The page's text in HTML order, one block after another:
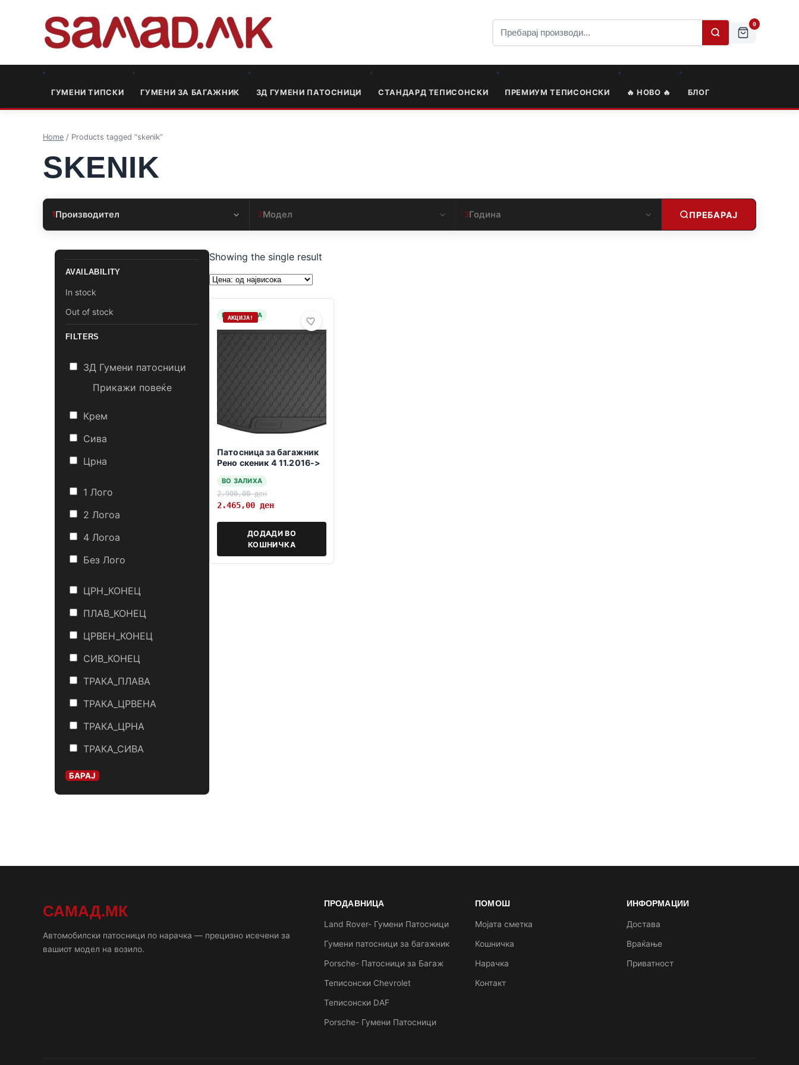
0
ГУМЕНИ ТИПСКИ ГУМЕНИ ЗА БАГАЖНИК 3Д ГУМЕНИ ПАТОСНИЦИ СТАНДАРД ТЕПИСОНСКИ ПРЕМИУМ ТЕПИСОНСКИ 🔥 НОВО 🔥 БЛОГ
Home / Products tagged “skenik”
SKENIK
1Производител 2Модел 3Година ПРЕБАРАЈ
AVAILABILITY
In stock
Out of stock
FILTERS
3Д Гумени патосници
Прикажи повеќе
Крем
Сива
Црна
1 Лого
2 Логоa
4 Логоa
Без Лого
ЦРН_КОНЕЦ
ПЛАВ_КОНЕЦ
ЦРВЕН_КОНЕЦ
СИВ_КОНЕЦ
ТРАКА_ПЛАВА
ТРАКА_ЦРВЕНА
ТРАКА_ЦРНА
ТРАКА_СИВА
БАРАЈ
Showing the single result
НА ЗАЛИХА
АКЦИЈА!
Патосница за багажник
Рено скеник 4 11.2016->
ВО ЗАЛИХА
2.900,00ден
2.465,00 ден
ДОДАДИ ВО
КОШНИЧКА
САМАД.МК
Автомобилски патосници по нарачка — прецизно исечени за
вашиот модел на возило.
ПРОДАВНИЦА
Land Rover- Гумени Патосници
Гумени патосници за багажник
Porsche- Патосници за Багаж
Теписонски Chevrolet
Теписонски DAF
Porsche- Гумени Патосници
ПОМОШ
Мојата сметка
Кошничка
Нарачка
Контакт
ИНФОРМАЦИИ
Достава
Враќање
Приватност